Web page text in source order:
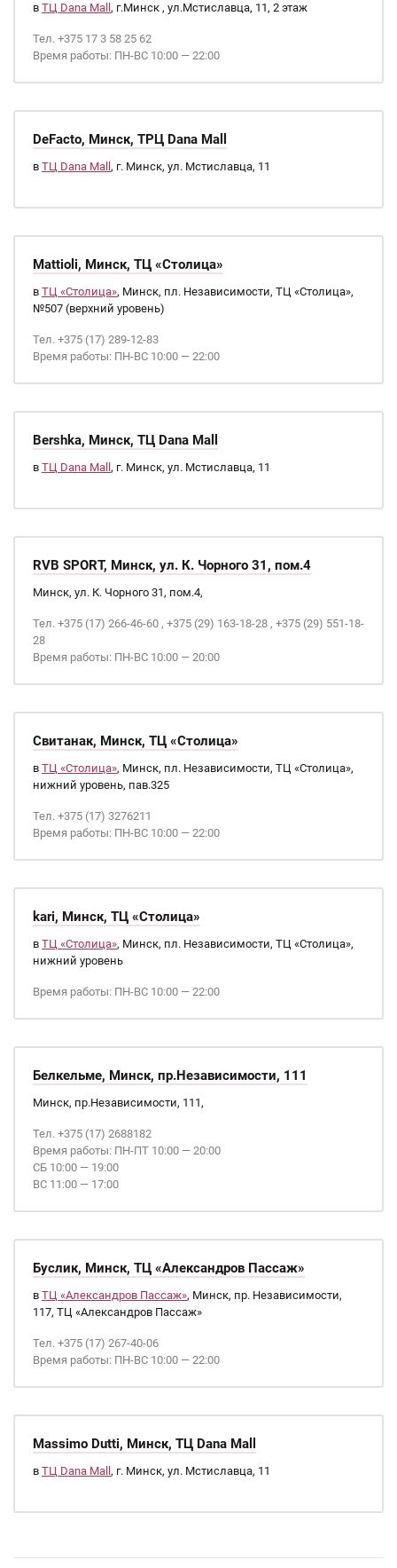
в ТЦ Dana Mall , г.Минск , ул.Мстиславца, 11, 2 этаж
Тел. +375 17 3 58 25 62
Время работы: ПН-ВС 10:00 — 22:00
DeFacto, Минск, ТРЦ Dana Mall
в ТЦ Dana Mall , г. Минск, ул. Мстиславца, 11
Mattioli, Минск, ТЦ «Столица»
в ТЦ «Столица», Минск, пл. Независимости, ТЦ «Столица»,
№507 (верхний уровень)
Тел. +375 (17) 289-12-83
Время работы: ПН-ВС 10:00 — 22:00
Bershka, Минск, ТЦ Dana Mall
в ТЦ Dana Mall , г. Минск, ул. Мстиславца, 11
RVB SPORT, Минск, ул. К. Чорного 31, пом.4
Минск, ул. К. Чорного 31, пом.4,
Тел. +375 (17) 266-46-60 , +375 (29) 163-18-28 , +375 (29) 551-18-
28
Время работы: ПН-ВС 10:00 — 20:00
Свитанак, Минск, ТЦ «Столица»
в ТЦ «Столица», Минск, пл. Независимости, ТЦ «Столица»,
нижний уровень, пав.325
Тел. +375 (17) 3276211
Время работы: ПН-ВС 10:00 — 22:00
kari, Минск, ТЦ «Столица»
в ТЦ «Столица», Минск, пл. Независимости, ТЦ «Столица»,
нижний уровень
Время работы: ПН-ВС 10:00 — 22:00
Белкельме, Минск, пр.Независимости, 111
Минск, пр.Независимости, 111,
Тел. +375 (17) 2688182
Время работы: ПН-ПТ 10:00 — 20:00
СБ 10:00 — 19:00
ВС 11:00 — 17:00
Буслик, Минск, ТЦ «Александров Пассаж»
в ТЦ «Александров Пассаж», Минск, пр. Независимости,
117, ТЦ «Александров Пассаж»
Тел. +375 (17) 267-40-06
Время работы: ПН-ВС 10:00 — 22:00
Massimo Dutti, Минск, ТЦ Dana Mall
в ТЦ Dana Mall , г. Минск, ул. Мстиславца, 11
Страницы